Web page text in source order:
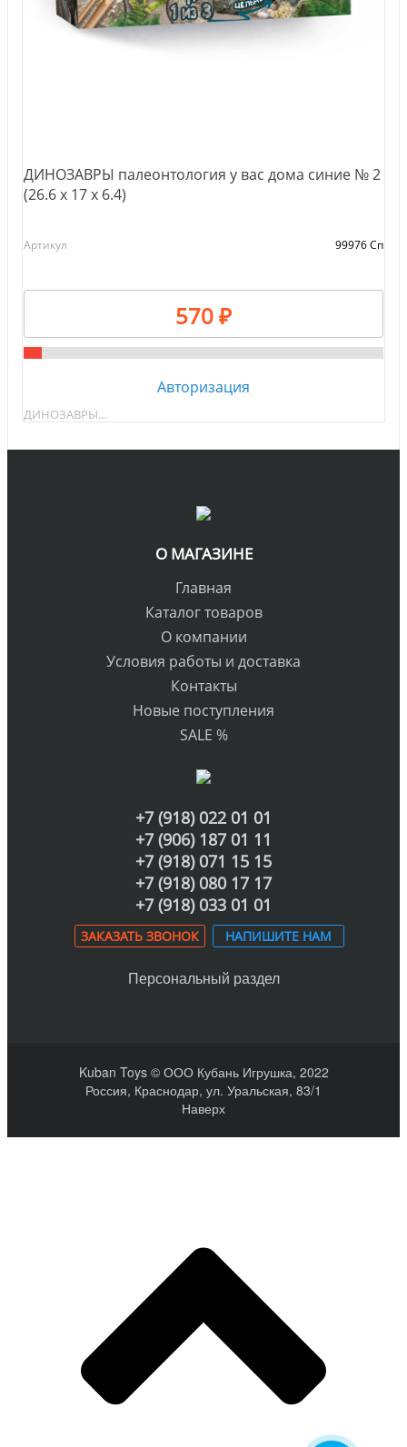
ДИНОЗАВРЫ палеонтология у вас дома синие № 2
(26.6 х 17 х 6.4)
Артикул 99976 Сп
570 ₽
Авторизация
ДИНОЗАВРЫ…
О МАГАЗИНЕ
Главная
Каталог товаров
О компании
Условия работы и доставка
Контакты
Новые поступления
SALE %
+7 (918) 022 01 01
+7 (906) 187 01 11
+7 (918) 071 15 15
+7 (918) 080 17 17
+7 (918) 033 01 01
ЗАКАЗАТЬ ЗВОНОК НАПИШИТЕ НАМ
Персональный раздел
Kuban Toys © ООО Кубань Игрушка, 2022
Россия, Краснодар, ул. Уральская, 83/1
Наверх